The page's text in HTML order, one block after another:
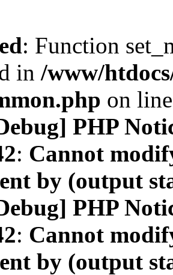
: Function
in /www/
on
PHP
: Cannot
by (output
PHP
: Cannot
by (output